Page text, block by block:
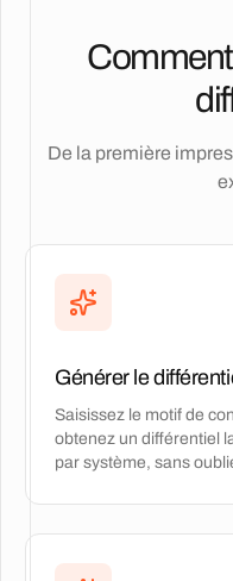
De la première
Générer le
Saisissez le motif de
obtenez un différentiel
par système, sans